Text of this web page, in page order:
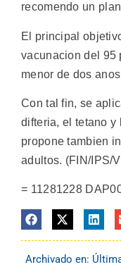
recomendo un
El principal
vacunacion del 95
menor de dos
Con tal fin, se
difteria, el tetano y
propone tambien
adultos. (FIN/IPS/
= 11281228
Archivado en: